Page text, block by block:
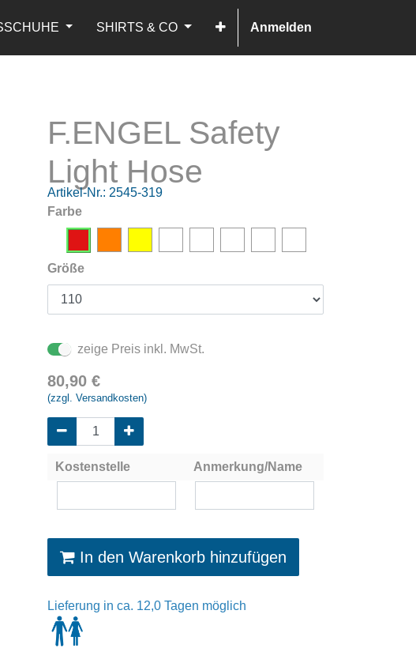
SHIRTS & CO Anmelden
F.ENGEL Safety
Light Hose
Artikel-Nr.: 2545-319
Farbe
Größe
zeige Preis inkl. MwSt.
80,90 €
(zzgl. Versandkosten)
Kostenstelle Anmerkung/Name
In den Warenkorb hinzufügen
Lieferung in ca. 12,0 Tagen möglich